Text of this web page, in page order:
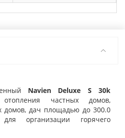
Navien Deluxe S 30k
частных домов,
домов, дач площадью до 300.0
организации горячего